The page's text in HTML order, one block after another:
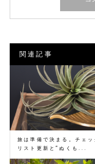
関連記事
旅は準備で決まる。チェッ
リスト更新と“ぬくも...